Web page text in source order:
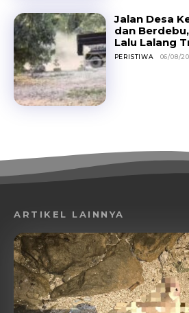
Jalan Desa
dan
Lalu Lalang
PERISTIWA 06/08/
ARTIKEL LAINNYA